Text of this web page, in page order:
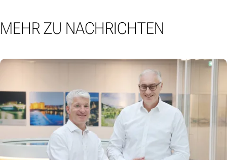
MEHR ZU NACHRICHTEN